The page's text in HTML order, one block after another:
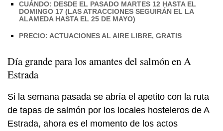
CUÁNDO: DESDE EL PASADO MARTES 12 HASTA EL
DOMINGO 17 (LAS ATRACCIONES SEGUIRÁN EL LA
ALAMEDA HASTA EL 25 DE MAYO)
PRECIO: ACTUACIONES AL AIRE LIBRE, GRATIS
Día grande para los amantes del salmón en A
Estrada
Si la semana pasada se abría el apetito con la ruta
de tapas de salmón por los locales hosteleros de A
Estrada, ahora es el momento de los actos